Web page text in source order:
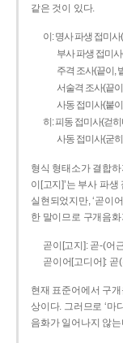
같은 것이 있다.
이: 명사 파생 접미
부사 파생 접미
주격 조사(끝이,
서술격 조사(끝
사동 접미사(붙
히: 피동 접미사(걷
사동 접미사(굳
형식 형태소가 결합
이[고지]’는 부사 파
실현되었지만, ‘곧이
한 말이므로 구개음
곧이[고지]: 곧-­(어
곧이어[고디어]:
현재 표준어에서 구
상이다. 그러므로 ‘마
음화가 일어나지 않는